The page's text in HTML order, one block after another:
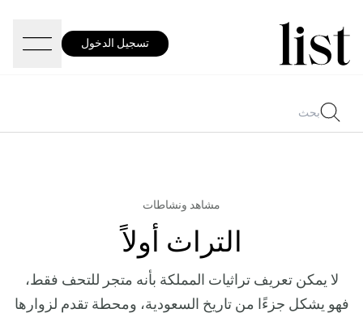
تسجيل الدخول
مشاهد ونشاطات
التراث أولاً
لا يمكن تعريف تراثيات المملكة بأنه متجر للتحف فقط،
فهو يشكل جزءًا من تاريخ السعودية، ومحطة تقدم لزوارها